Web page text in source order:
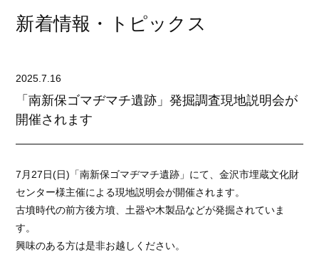
新着情報・トピックス
2025.7.16
「南新保ゴマヂマチ遺跡」発掘調査現地説明会が
開催されます
7月27日(日)「南新保ゴマヂマチ遺跡」にて、金沢市埋蔵文化財
センター様主催による現地説明会が開催されます。
古墳時代の前方後方墳、土器や木製品などが発掘されていま
す。
興味のある方は是非お越しください。